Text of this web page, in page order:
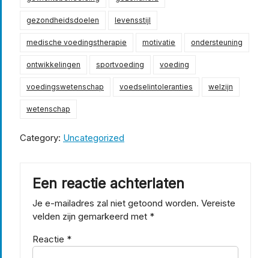
gezondheidsdoelen levensstijl
medische voedingstherapie motivatie ondersteuning
ontwikkelingen sportvoeding voeding
voedingswetenschap voedselintoleranties welzijn
wetenschap
Category: Uncategorized
Een reactie achterlaten
Je e-mailadres zal niet getoond worden. Vereiste
velden zijn gemarkeerd met *
Reactie *